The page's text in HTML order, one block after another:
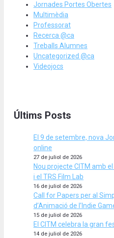
Jornades Portes Obertes
Multimèdia
Professorat
Recerca @ca
Treballs Alumnes
Uncategorized @ca
Videojocs
Últims Posts
El 9 de setembre, nova
online
27 de juliol de 2026
Nou projecte CITM amb
i el TRS Film Lab
16 de juliol de 2026
Call for Papers per al
d’Animació de l’Indie
15 de juliol de 2026
El CITM celebra la gran
14 de juliol de 2026